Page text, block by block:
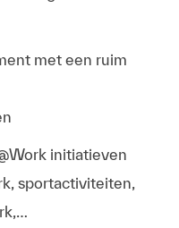
met een ruim
initiatieven
sportactiviteiten,